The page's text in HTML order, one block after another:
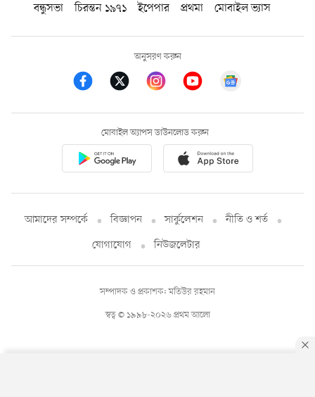
বন্ধুসভা
চিরন্তন ১৯৭১ ইপেপার প্রথমা মোবাইল ভ্যাস
অনুসরণ করুন
মোবাইল অ্যাপস ডাউনলোড করুন
আমাদের সম্পর্কে বিজ্ঞাপন সার্কুলেশন
নীতি ও শর্ত
যোগাযোগ
নিউজলেটার
স্বত্ব © ১৯৯৮-২০২৬ প্রথম আলো
সম্পাদক ও প্রকাশক: মতিউর রহমান